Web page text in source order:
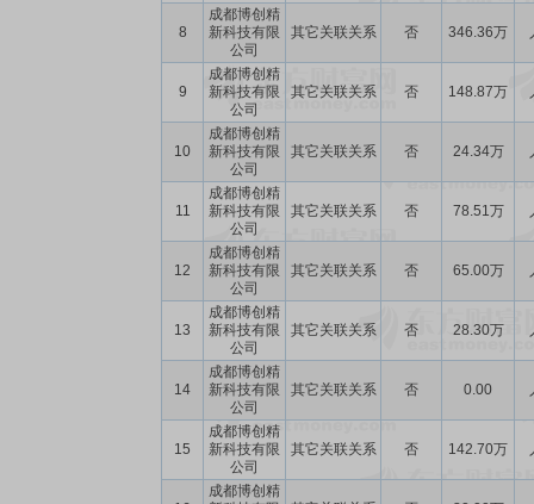
8
成都博创精
新科技有限
公司
其它关联关系 否 346.36万
9
成都博创精
新科技有限
公司
其它关联关系 否 148.87万
10
成都博创精
新科技有限
公司
其它关联关系 否 24.34万
11
成都博创精
新科技有限
公司
其它关联关系 否 78.51万
12
成都博创精
新科技有限
公司
其它关联关系 否 65.00万
13
成都博创精
新科技有限
公司
其它关联关系 否 28.30万
14
成都博创精
新科技有限
公司
其它关联关系 否 0.00
15
成都博创精
新科技有限
公司
其它关联关系 否 142.70万
成都博创精